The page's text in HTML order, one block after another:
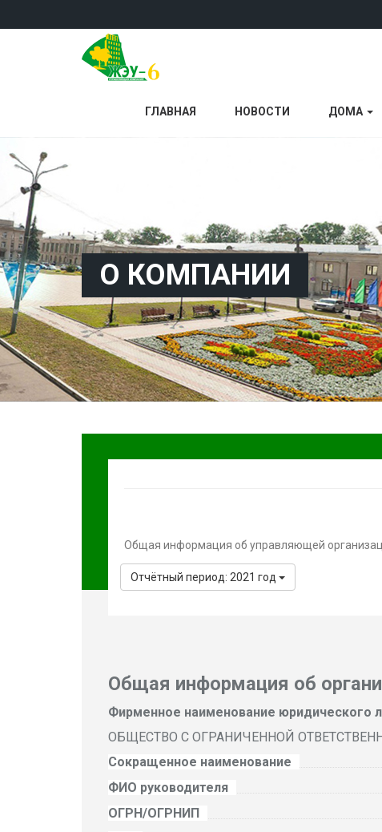
ГЛАВНАЯ НОВОСТИ ДОМА
О КОМПАНИИ
Общая информация об управляющей
Отчётный период: 2021 год
Общая информация об
Фирменное наименование юридического
ОБЩЕСТВО С ОГРАНИЧЕННОЙ
Сокращенное наименование
ФИО руководителя
ОГРН/ОГРНИП